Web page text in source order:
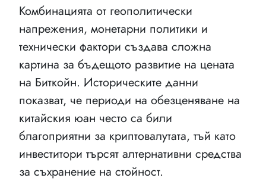
Комбинацията от геополитически
напрежения, монетарни политики и
технически фактори създава сложна
картина за бъдещото развитие на цената
на Биткойн. Историческите данни
показват, че периоди на обезценяване на
китайския юан често са били
благоприятни за криптовалутата, тъй като
инвеститори търсят алтернативни средства
за съхранение на стойност.